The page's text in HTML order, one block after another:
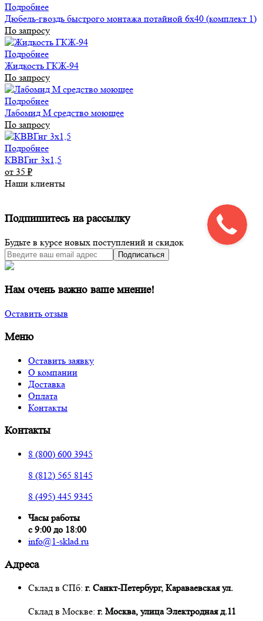
Подробнее
Дюбель-гвоздь быстрого монтажа потайной 6х40 (комплект 1)
По запросу
Подробнее
Жидкость ГКЖ-94
По запросу
Подробнее
Лабомид М средство моющее
По запросу
Подробнее
КВВГнг 3х1,5
от 35 ₽
Наши клиенты
Подпишитесь на рассылку
Будьте в курсе новых поступлений и скидок
Подписаться
Нам очень важно ваше мнение!
Оставить отзыв
Меню
Оставить заявку
О компании
Доставка
Оплата
Контакты
Контакты
8 (800) 600 3945
8 (812) 565 8145
8 (495) 445 9345
Часы работы
с 9:00 до 18:00
info@1-sklad.ru
Адреса
Склад в СПб: г. Санкт-Петербург, Караваевская ул.
Склад в Москве: г. Москва, улица Электродная д.11